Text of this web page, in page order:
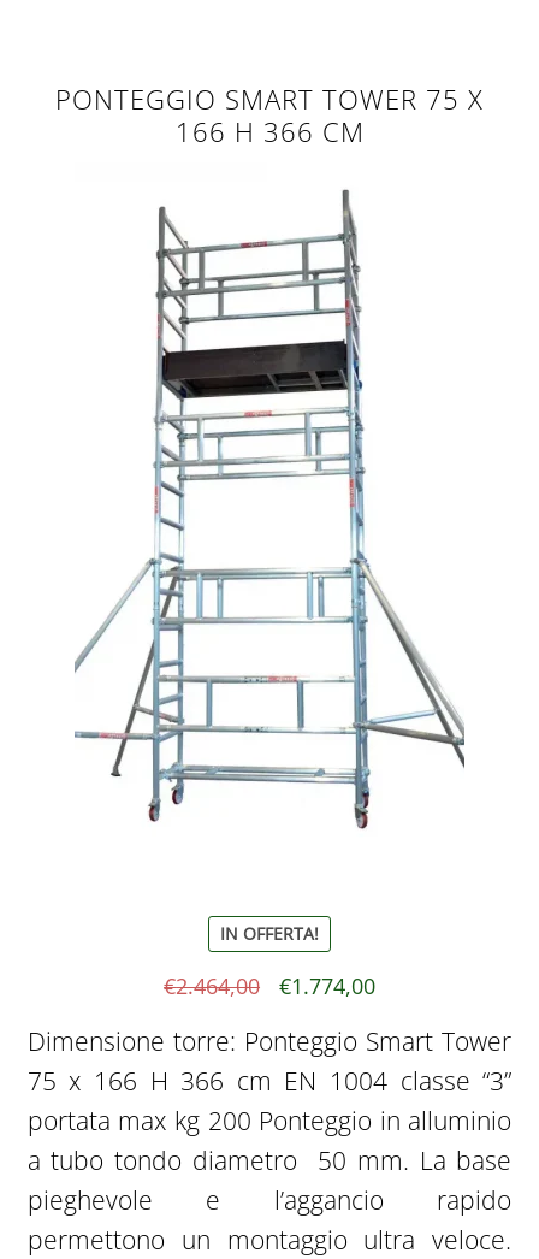
PONTEGGIO SMART TOWER 75 X
166 H 366 CM
IN OFFERTA!
€2.464,00
originale
era:
€2.464,00.
€1.774,00Il
attuale
è:
€1.774,00.
Dimensione torre: Ponteggio Smart Tower
75 x 166 H 366 cm EN 1004 classe “3”
portata max kg 200 Ponteggio in alluminio
a tubo tondo diametro 50 mm. La base
pieghevole e l’aggancio rapido
permettono un montaggio ultra veloce.